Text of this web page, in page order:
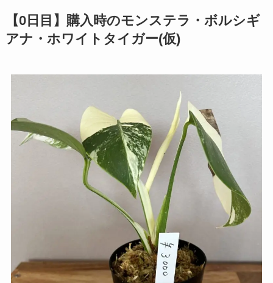
【0日目】購入時のモンステラ・ボルシギ
アナ・ホワイトタイガー(仮)